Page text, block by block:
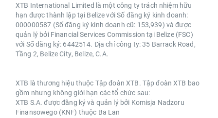
XTB International Limited là một công ty trách nhiệm hữu
hạn được thành lập tại Belize với Số đăng ký kinh doanh:
000000587 (Số đăng ký kinh doanh cũ: 153,939) và được
quản lý bởi Financial Services Commission tại Belize (FSC)
với Số đăng ký: 6442514. Địa chỉ công ty: 35 Barrack Road,
Tầng 2, Belize City, Belize, C.A.
XTB là thương hiệu thuộc Tập đoàn XTB. Tập đoàn XTB bao
gồm nhưng không giới hạn các tổ chức sau:
XTB S.A. được đăng ký và quản lý bởi Komisja Nadzoru
Finansowego (KNF) thuộc Ba Lan